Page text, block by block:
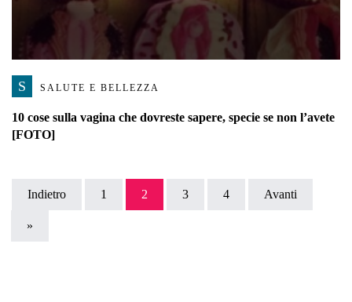
S SALUTE E BELLEZZA
10 cose sulla vagina che dovreste sapere, specie se non l’avete
[FOTO]
Indietro 1 2 3 4 Avanti
»